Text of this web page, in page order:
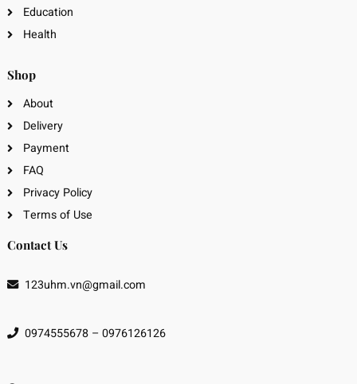
Education
Health
Shop
About
Delivery
Payment
FAQ
Privacy Policy
Terms of Use
Contact Us
123uhm.vn@gmail.com
0974555678 – 0976126126